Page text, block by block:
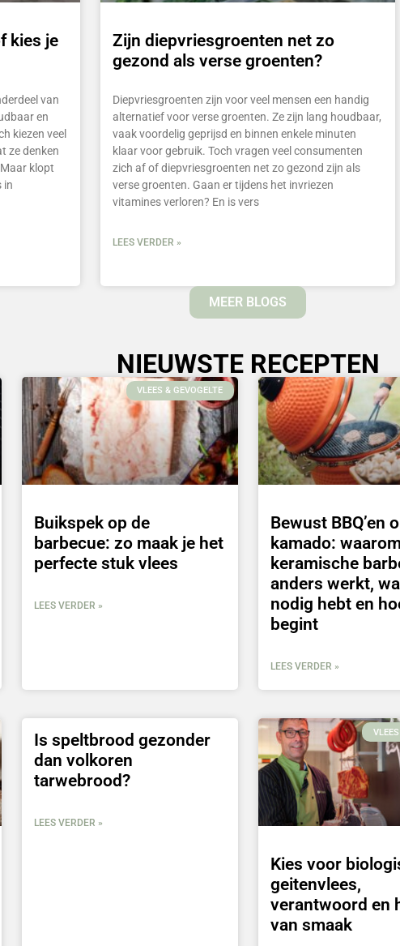
kies je
van
en
kiezen veel
ze denken
klopt
in
Zijn diepvriesgroenten net zo
gezond als verse groenten?
Diepvriesgroenten zijn voor veel mensen een handig
alternatief voor verse groenten. Ze zijn lang houdbaar,
vaak voordelig geprijsd en binnen enkele minuten
klaar voor gebruik. Toch vragen veel consumenten
zich af of diepvriesgroenten net zo gezond zijn als
verse groenten. Gaan er tijdens het invriezen
vitamines verloren? En is vers
LEES VERDER »
MEER BLOGS
NIEUWSTE RECEPTEN
VLEES & GEVOGELTE
Buikspek op de
barbecue: zo maak je het
perfecte stuk vlees
LEES VERDER »
Bewust BBQ’en
kamado:
keramische
anders werkt,
nodig hebt en
begint
LEES VERDER »
Is speltbrood gezonder
dan volkoren
tarwebrood?
LEES VERDER »
Kies voor
geitenvlees,
verantwoord en
van smaak